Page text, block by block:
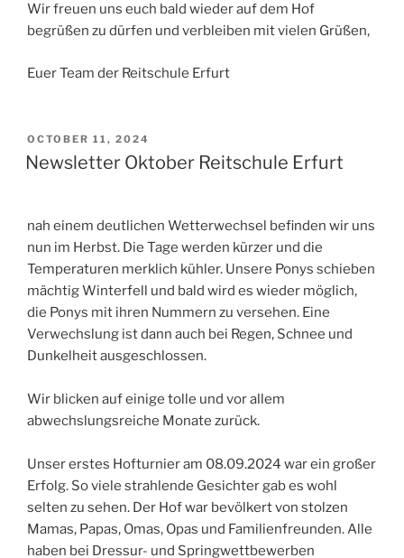
Wir freuen uns euch bald wieder auf dem Hof
begrüßen zu dürfen und verbleiben mit vielen Grüßen,
Euer Team der Reitschule Erfurt
POSTED
ON
OCTOBER 11, 2024
Newsletter Oktober Reitschule Erfurt
nah einem deutlichen Wetterwechsel befinden wir uns
nun im Herbst. Die Tage werden kürzer und die
Temperaturen merklich kühler. Unsere Ponys schieben
mächtig Winterfell und bald wird es wieder möglich,
die Ponys mit ihren Nummern zu versehen. Eine
Verwechslung ist dann auch bei Regen, Schnee und
Dunkelheit ausgeschlossen.
Wir blicken auf einige tolle und vor allem
abwechslungsreiche Monate zurück.
Unser erstes Hofturnier am 08.09.2024 war ein großer
Erfolg. So viele strahlende Gesichter gab es wohl
selten zu sehen. Der Hof war bevölkert von stolzen
Mamas, Papas, Omas, Opas und Familienfreunden. Alle
haben bei Dressur- und Springwettbewerben